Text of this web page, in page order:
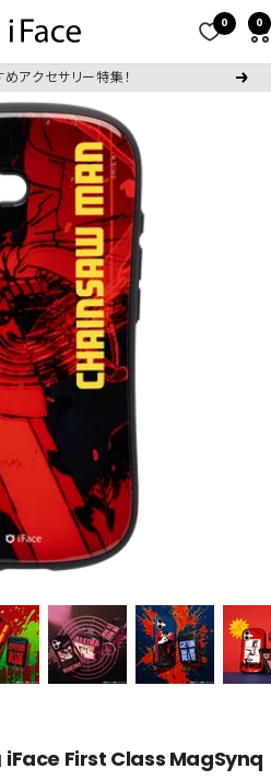
0 0
アクセサリー特集！
次
』 iFace First Class MagSynq